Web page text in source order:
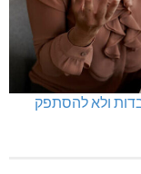
ולא להסתפק